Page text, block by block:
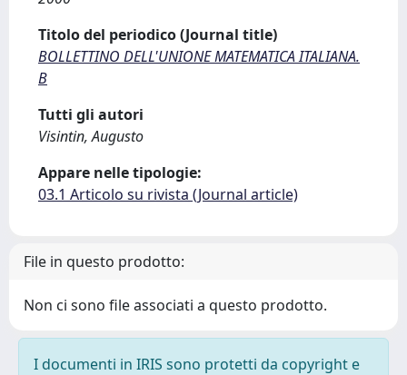
Titolo del periodico (Journal title)
BOLLETTINO DELL'UNIONE MATEMATICA ITALIANA.
B
Tutti gli autori
Visintin, Augusto
Appare nelle tipologie:
03.1 Articolo su rivista (Journal article)
File in questo prodotto:
Non ci sono file associati a questo prodotto.
I documenti in IRIS sono protetti da copyright e